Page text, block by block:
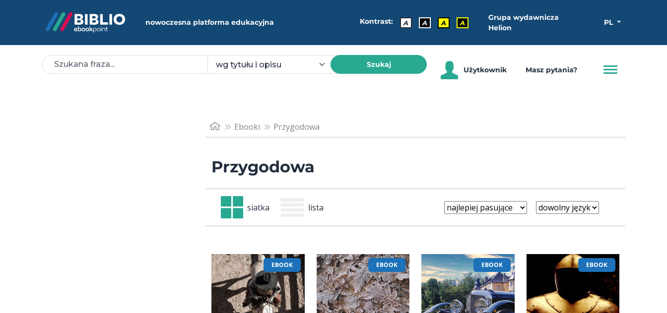
nowoczesna platforma edukacyjna Kontrast: A A A A
Grupa wydawnicza
Helion
PL
Szukaj
Użytkownik Masz pytania?
Ebooki Przygodowa
Przygodowa
siatka lista
EBOOK EBOOK EBOOK EBOOK